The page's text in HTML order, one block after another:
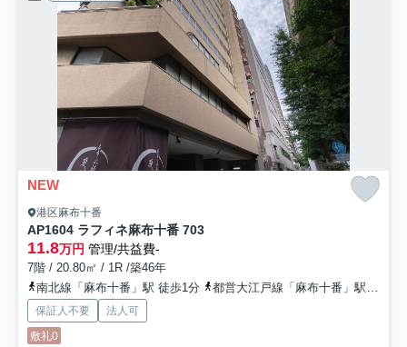
NEW
港区麻布十番
AP1604 ラフィネ麻布十番 703
11.8万円 管理/共益費-
7階 / 20.80㎡ / 1R /築46年
南北線「麻布十番」駅 徒歩1分
都営大江戸線「麻布十番」駅 徒歩1分
保証人不要
法人可
敷礼0